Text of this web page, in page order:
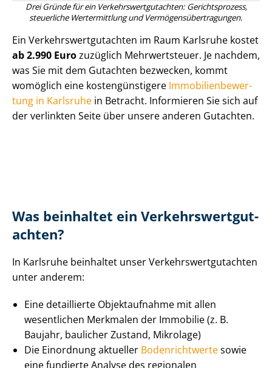
Drei Gründe für ein Ver­kehrs­wert­gut­ach­ten: Gerichtsprozess,
steuerliche Wertermittlung und Ver­mö­gens­über­tra­gun­gen.
Ein Ver­kehrs­wert­gut­ach­ten im Raum Karlsruhe kostet
ab 2.990 Eurozuzüglich Mehrwertsteuer. Je nachdem,
was Sie mit dem Gutachten bezwecken, kommt
womöglich eine kos­ten­güns­ti­ge­re Im­mo­bi­li­en­be­wer­
tung in Karlsruhe in Betracht. Informieren Sie sich auf
der verlinkten Seite über unsere anderen Gutachten.
Was beinhaltet ein Ver­kehrs­wert­gut­
ach­ten?
In Karlsruhe beinhaltet unser Ver­kehrs­wert­gut­ach­ten
unter anderem:
Eine detaillierte Objektaufnahme mit allen
wesentlichen Merkmalen der Immobilie (z. B.
Baujahr, baulicher Zustand, Mikrolage)
Die Einordnung aktueller Bodenrichtwertesowie
eine fundierte Analyse des regionalen